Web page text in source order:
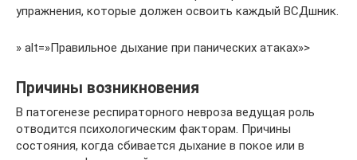
упражнения, которые должен освоить каждый ВСДшник.
» alt=»Правильное дыхание при панических атаках»>
Причины возникновения
В патогенезе респираторного невроза ведущая роль
отводится психологическим факторам. Причины
состояния, когда сбивается дыхание в покое или в